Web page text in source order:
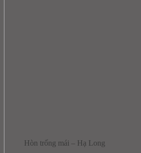
Hòn trống mái – Hạ Long